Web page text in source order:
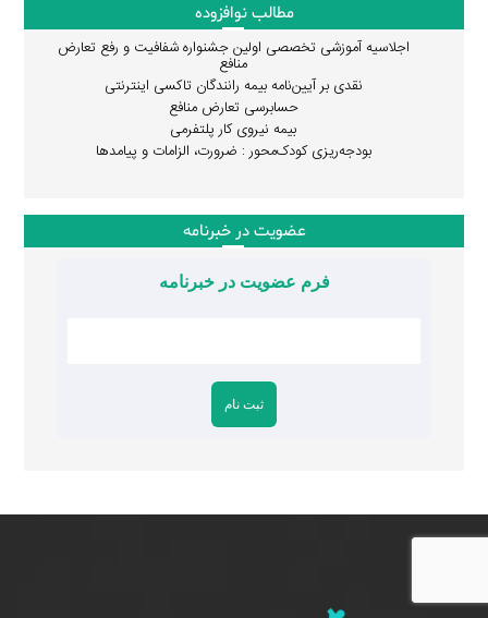
مطالب نوافزوده
اجلاسیه آموزشی تخصصی اولین جشنواره شفافیت و رفع تعارض
منافع
نقدی بر آیین‌نامه بیمه رانندگان تاکسی اینترنتی
حسابرسی تعارض منافع
بیمه نیروی کار پلتفرمی
بودجه‌ریزی کودک‌محور : ضرورت، الزامات و پیامدها
عضویت در خبرنامه
فرم عضویت در خبرنامه